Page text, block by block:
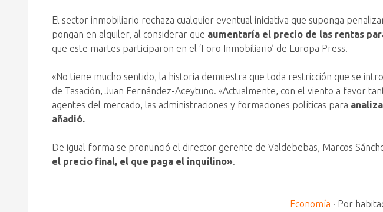
El sector inmobiliario rechaza cualquier eventual iniciativa que suponga
pongan en alquiler, al considerar que aumentaría el precio de las rentas
que este martes participaron en el ‘Foro Inmobiliario’ de Europa Press.
«No tiene mucho sentido, la historia demuestra que toda restricción que se
de Tasación, Juan Fernández-Aceytuno. «Actualmente, con el viento a favor
agentes del mercado, las administraciones y formaciones políticas para
añadió.
De igual forma se pronunció el director gerente de Valdebebas, Marcos
el precio final, el que paga el inquilino».
Economía · Por